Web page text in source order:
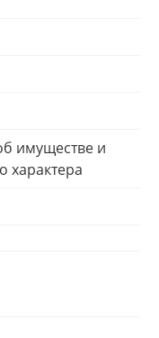
имуществе и
характера